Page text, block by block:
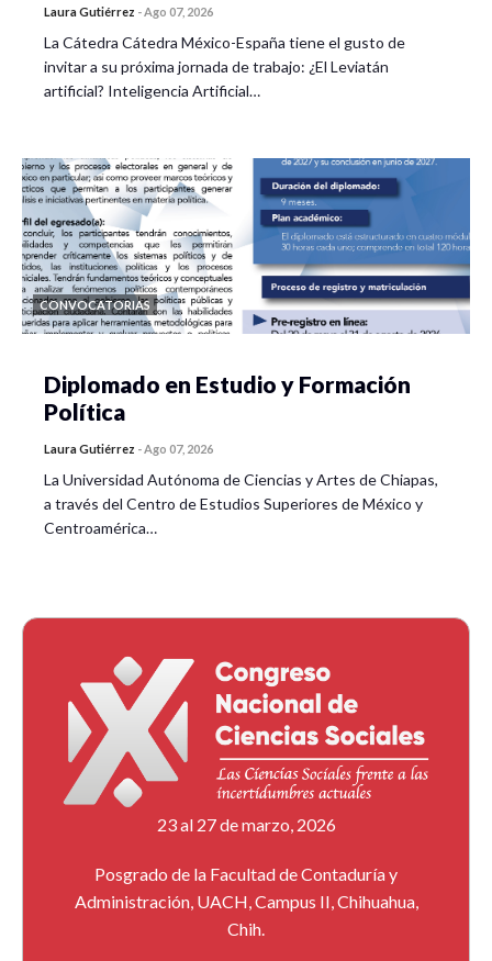
Laura Gutiérrez -Ago 07, 2026
La Cátedra Cátedra México-España tiene el gusto de
invitar a su próxima jornada de trabajo: ¿El Leviatán
artificial? Inteligencia Artificial…
CONVOCATORIAS
Diplomado en Estudio y Formación
Política
Laura Gutiérrez -Ago 07, 2026
La Universidad Autónoma de Ciencias y Artes de Chiapas,
a través del Centro de Estudios Superiores de México y
Centroamérica…
23 al 27 de marzo, 2026
Posgrado de la Facultad de Contaduría y
Administración, UACH, Campus II, Chihuahua,
Chih.